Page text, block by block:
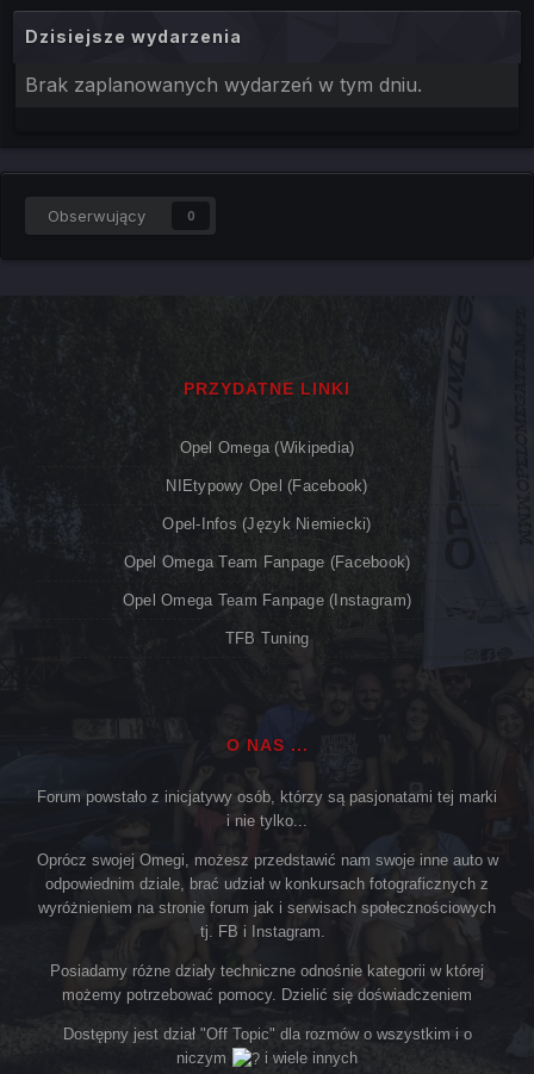
Dzisiejsze wydarzenia
Brak zaplanowanych wydarzeń w tym dniu.
Obserwujący 0
PRZYDATNE LINKI
Opel Omega (Wikipedia)
NIEtypowy Opel (Facebook)
Opel-Infos (język Niemiecki)
Opel Omega Team Fanpage (Facebook)
Opel Omega Team Fanpage (Instagram)
TFB Tuning
O NAS ...
Forum powstało z inicjatywy osób, którzy są pasjonatami tej marki
i nie tylko...
Oprócz swojej Omegi, możesz przedstawić nam swoje inne auto w
odpowiednim dziale, brać udział w konkursach fotograficznych z
wyróżnieniem na stronie forum jak i serwisach społecznościowych
tj. FB i Instagram.
Posiadamy różne działy techniczne odnośnie kategorii w której
możemy potrzebować pomocy. Dzielić się doświadczeniem
Dostępny jest dział "Off Topic" dla rozmów o wszystkim i o
niczym
i wiele innych